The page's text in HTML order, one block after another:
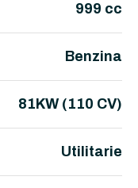
999 cc
Benzina
81KW (110 CV)
Utilitarie